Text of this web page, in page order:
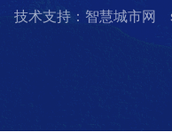
技术支持：智慧城市网